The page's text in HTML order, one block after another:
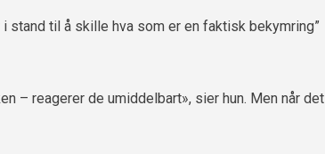
stand til å skille hva som er en faktisk bekymring”
– reagerer de umiddelbart», sier hun. Men når det